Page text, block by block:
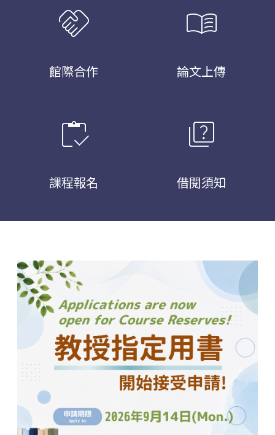
handshake
館際合作
menu_book
論文上傳
inventory
課程報名
quiz
借閱須知